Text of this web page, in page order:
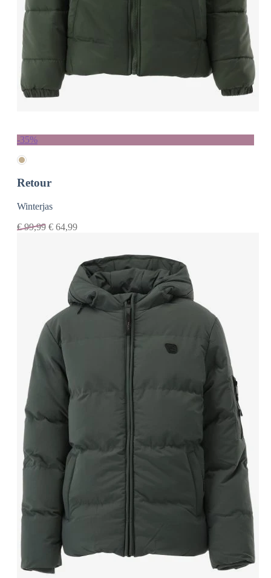
-35%
Retour
Winterjas
€99,99 € 64,99